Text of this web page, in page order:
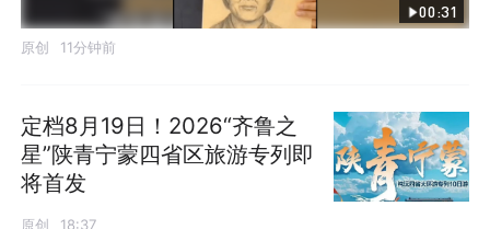
00:31
原创 11分钟前
定档8月19日！2026“齐鲁之
星”陕青宁蒙四省区旅游专列即
将首发
原创 18:37